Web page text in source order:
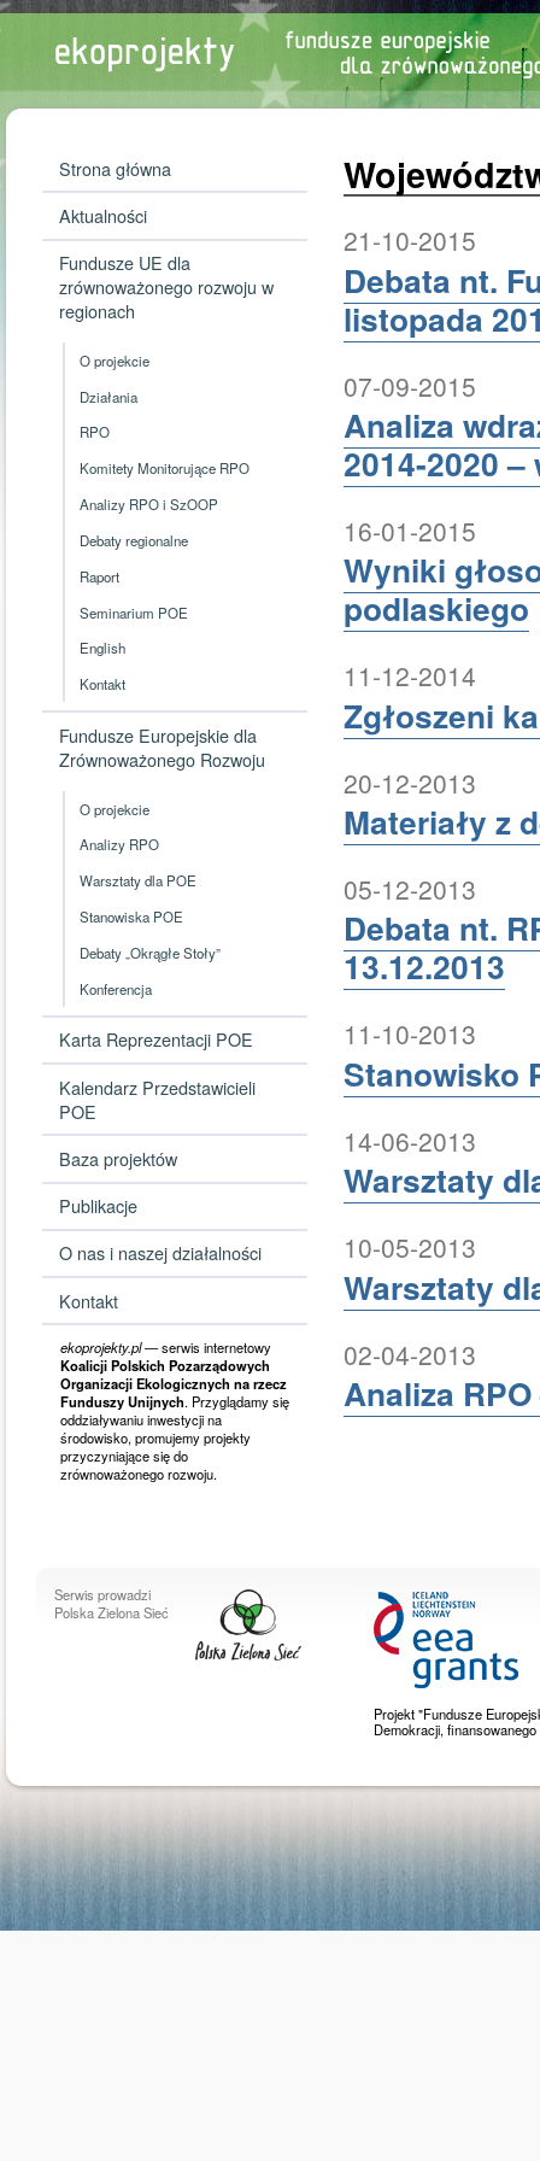
Strona główna
Aktualności
Fundusze UE dla
zrównoważonego rozwoju w
regionach
O projekcie
Działania
RPO
Komitety Monitorujące RPO
Analizy RPO i SzOOP
Debaty regionalne
Raport
Seminarium POE
English
Kontakt
Fundusze Europejskie dla
Zrównoważonego Rozwoju
O projekcie
Analizy RPO
Warsztaty dla POE
Stanowiska POE
Debaty „Okrągłe Stoły”
Konferencja
Karta Reprezentacji POE
Kalendarz Przedstawicieli
POE
Baza projektów
Publikacje
O nas i naszej działalności
Kontakt
ekoprojekty.pl— serwis internetowy
Koalicji Polskich Pozarządowych
Organizacji Ekologicznych na rzecz
Funduszy Unijnych. Przyglądamy się
oddziaływaniu inwestycji na
środowisko, promujemy projekty
przyczyniające się do
zrównoważonego rozwoju.
21-10-2015
Debata nt.
listopada
07-09-2015
Analiza
2014-2020
16-01-2015
Wyniki
podlaskiego
11-12-2014
Zgłoszeni
20-12-2013
Materiały z
05-12-2013
Debata nt.
13.12.2013
11-10-2013
Stanowisko
14-06-2013
Warsztaty
10-05-2013
Warsztaty
02-04-2013
Analiza
Serwis prowadzi
Polska Zielona Sieć
Projekt "Fundusze
Demokracji,